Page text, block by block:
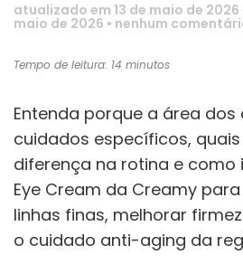
atualizado em 13 de maio de 2026
maio de 2026 • nenhum
Tempo de leitura: 14 minutos
Entenda porque a área dos
cuidados específicos,
diferença na rotina e como
Eye Cream da Creamy
linhas finas, melhorar
o cuidado anti-aging da